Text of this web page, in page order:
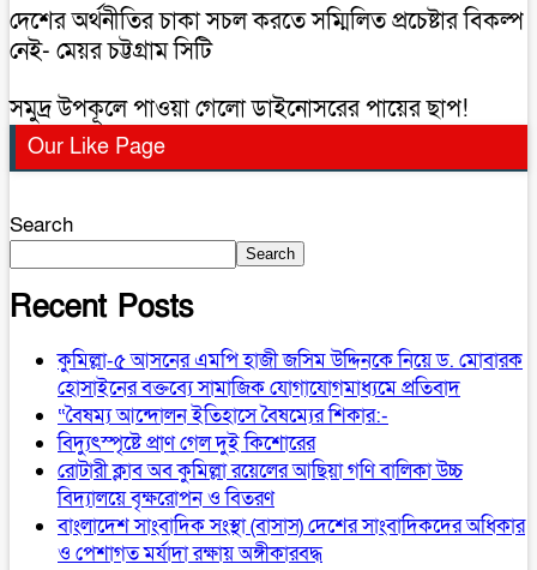
দেশের অর্থনীতির চাকা সচল করতে সম্মিলিত প্রচেষ্টার বিকল্প
নেই- মেয়র চট্টগ্রাম সিটি
সমুদ্র উপকূলে পাওয়া গেলো ডাইনোসরের পায়ের ছাপ!
Our Like Page
Search
Search
Recent Posts
কুমিল্লা-৫ আসনের এমপি হাজী জসিম উদ্দিনকে নিয়ে ড. মোবারক
হোসাইনের বক্তব্যে সামাজিক যোগাযোগমাধ্যমে প্রতিবাদ
“বৈষম্য আন্দোলন ইতিহাসে বৈষম্যের শিকার:-
বিদ্যুৎস্পৃষ্টে প্রাণ গেল দুই কিশোরের
রোটারী ক্লাব অব কুমিল্লা রয়েলের আছিয়া গণি বালিকা উচ্চ
বিদ্যালয়ে বৃক্ষরোপন ও বিতরণ
বাংলাদেশ সাংবাদিক সংস্থা (বাসাস) দেশের সাংবাদিকদের অধিকার
ও পেশাগত মর্যাদা রক্ষায় অঙ্গীকারবদ্ধ